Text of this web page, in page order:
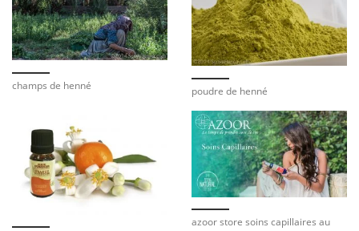
champs de henné poudre de henné
azoor store soins capillaires au